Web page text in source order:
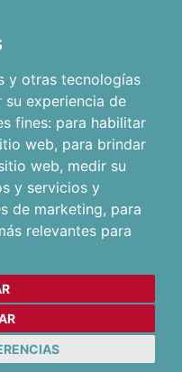
y otras tecnologías
experiencia de
fines: para habilitar
web, para brindar
web, medir su
y servicios y
de marketing, para
relevantes para